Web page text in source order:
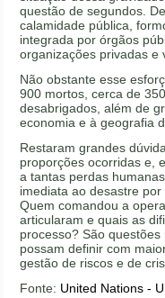
questão de segundos.
calamidade pública,
integrada por órgãos
organizações privadas e
Não obstante esse
900 mortos, cerca de
desabrigados, além de
economia e à geografia
Restaram grandes
proporções ocorridas e,
a tantas perdas
imediata ao desastre
Quem comandou a
articularam e quais as
processo? São
possam definir com
gestão de riscos e de
Fonte: United Nations -